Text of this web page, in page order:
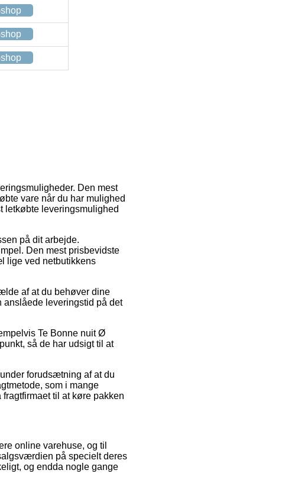
Den mest
vare når du har mulighed
letkøbte leveringsmulighed
på dit arbejde.
Den mest prisbevidste
lige ved netbutikkens
af at du behøver dine
anslåede leveringstid på det
Te Bonne nuit Ø
så de har udsigt til at
forudsætning af at du
som i mange
til at køre pakken
online varehuse, og til
på specielt deres
og endda nogle gange